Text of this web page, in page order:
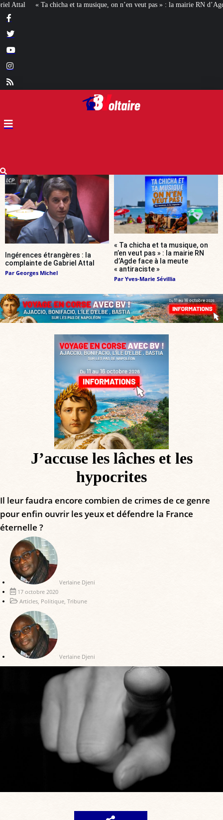
on n’en veut pas » : la mairie RN d’Agde face à la meute « antiraciste »
Ingérences étrangères : la
complainte de Gabriel Attal
Par Georges Michel
« Ta chicha et ta musique, on
n’en veut pas » : la mairie RN
d’Agde face à la meute
« antiraciste »
Par Yves-Marie Sévillia
J’accuse les lâches et les
hypocrites
Il leur faudra encore combien de crimes de ce genre
pour enfin ouvrir les yeux et défendre la France
éternelle ?
Verlaine Djeni
17 octobre 2020
Articles, Politique, Tribune
Verlaine Djeni